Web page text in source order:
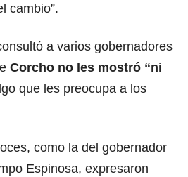
cambio”.
a varios gobernadores
Corcho no les mostró “ni
que les preocupa a los
como la del gobernador
Espinosa, expresaron